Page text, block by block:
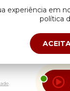
experiência em
política
.